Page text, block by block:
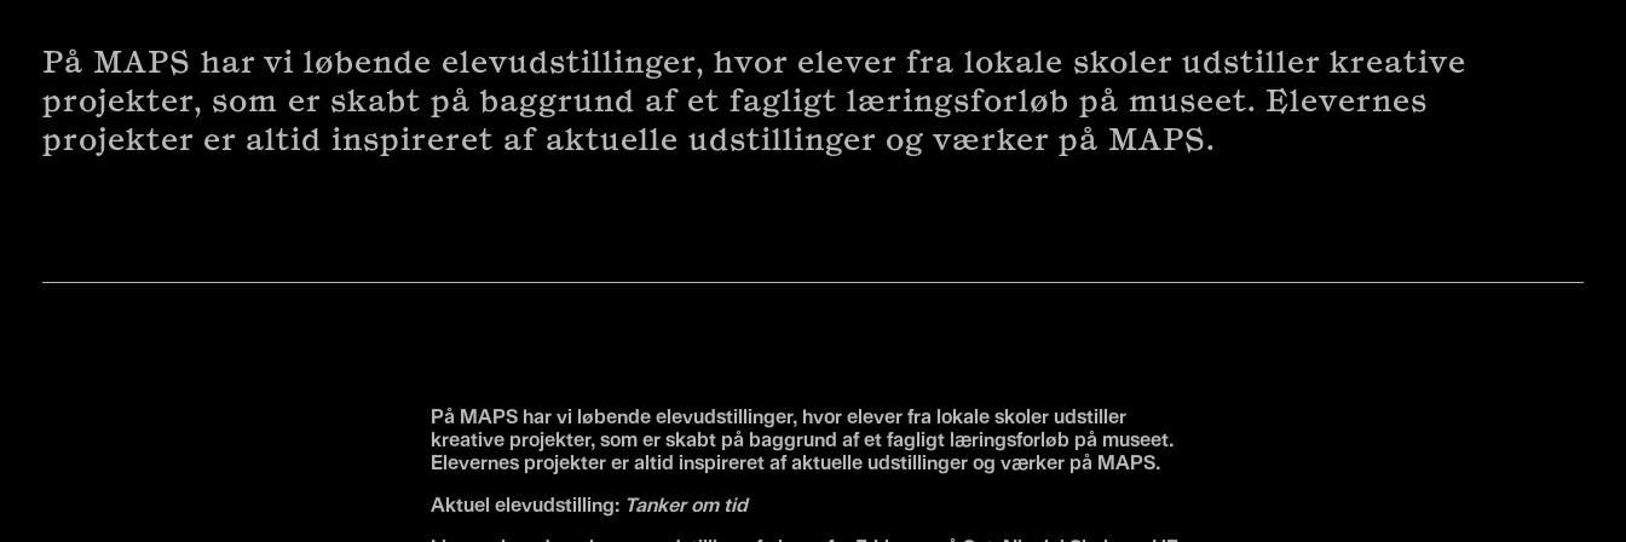
På MAPS har vi løbende elevudstillinger, hvor elever fra lokale skoler udstiller kreative
projekter, som er skabt på baggrund af et fagligt læringsforløb på museet. Elevernes
projekter er altid inspireret af aktuelle udstillinger og værker på MAPS.
På MAPS har vi løbende elevudstillinger, hvor elever fra lokale skoler udstiller
kreative projekter, som er skabt på baggrund af et fagligt læringsforløb på museet.
Elevernes projekter er altid inspireret af aktuelle udstillinger og værker på MAPS.
Aktuel elevudstilling: Tanker om tid